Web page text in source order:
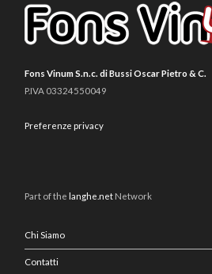
Fons Vinum S.n.c. di Bussi Oscar Pietro & C.
P.IVA 03324550049
Preferenze privacy
Part of thelanghe.net Network
Chi Siamo
Contatti